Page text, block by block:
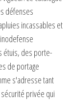
défenses
incassables et
étuis, des porte-
de portage
s'adresse tant
privée qui